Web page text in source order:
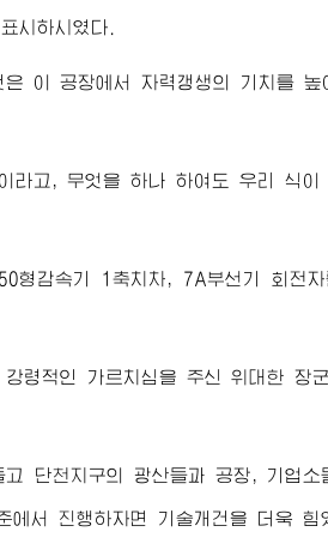
시하시였다.
이 공장에서 자력갱생의 기치를 높
라고, 무엇을 하나 하여도 우리 식이
감속기 1축치차, 7A부선기 회전자
강령적인 가르치심을 주신위대한 장
단천지구의 광산들과 공장, 기업소
서 진행하자면 기술개건을 더욱 힘